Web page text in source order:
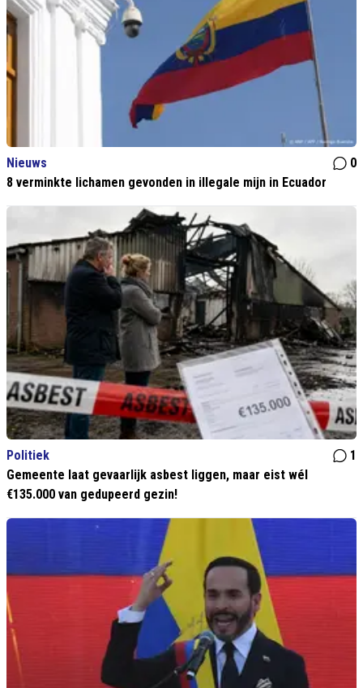
Nieuws
0
8 verminkte lichamen gevonden in illegale mijn in Ecuador
Politiek
1
Gemeente laat gevaarlijk asbest liggen, maar eist wél
€135.000 van gedupeerd gezin!